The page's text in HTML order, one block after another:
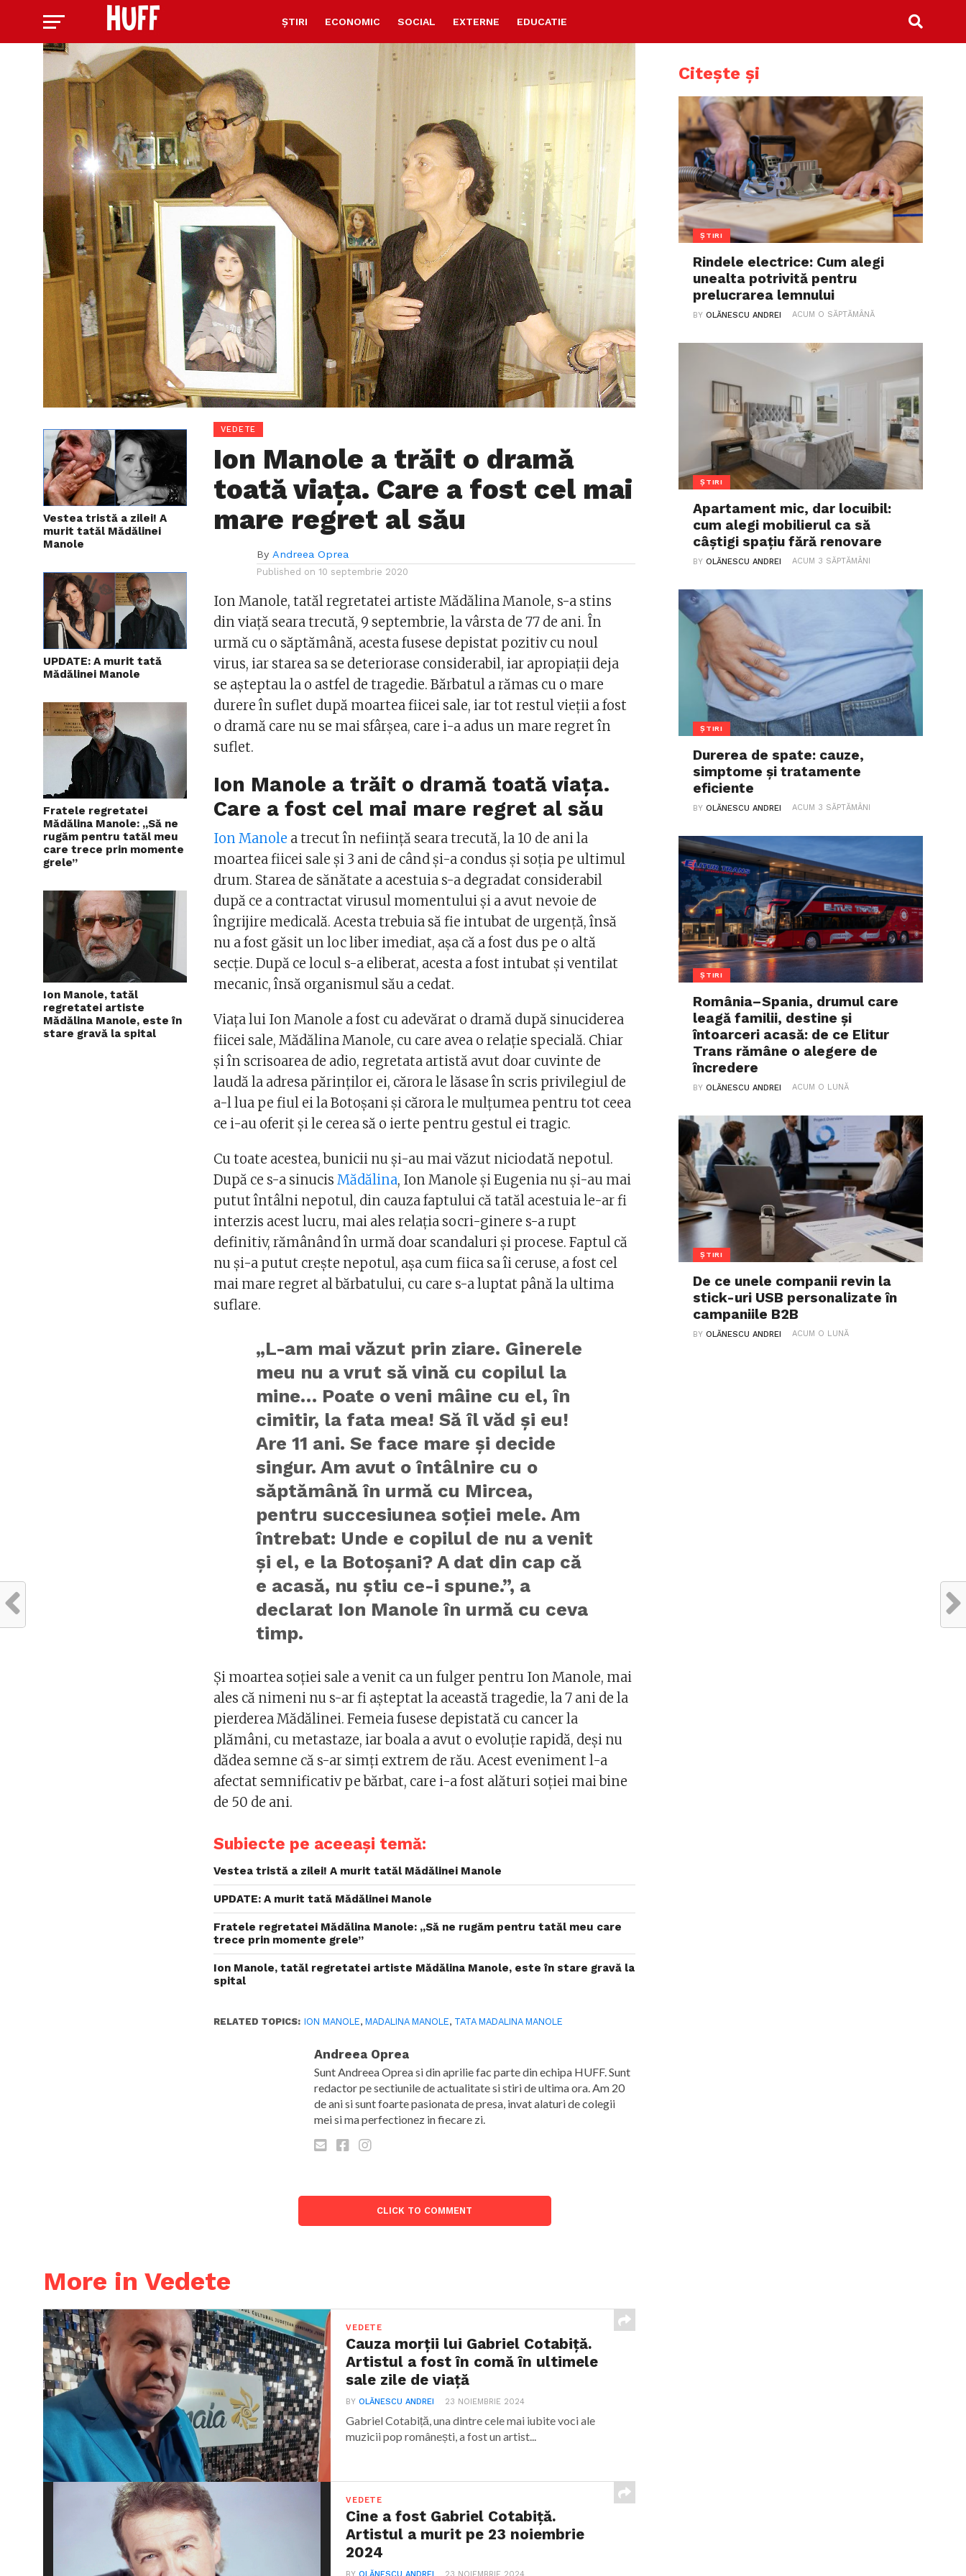
ȘTIRI ECONOMIC SOCIAL EXTERNE EDUCATIE
Vestea tristă a zilei! A
murit tatăl Mădălinei
Manole
UPDATE: A murit tată
Mădălinei Manole
Fratele regretatei
Mădălina Manole: „Să ne
rugăm pentru tatăl meu
care trece prin momente
grele”
Ion Manole, tatăl
regretatei artiste
Mădălina Manole, este în
stare gravă la spital
VEDETE
Ion Manole a trăit o dramă
toată viața. Care a fost cel mai
mare regret al său
By Andreea Oprea
Published on 10 septembrie 2020
Ion Manole, tatăl regretatei artiste Mădălina Manole, s-a stins
din viață seara trecută, 9 septembrie, la vârsta de 77 de ani. În
urmă cu o săptămână, acesta fusese depistat pozitiv cu noul
virus, iar starea sa se deteriorase considerabil, iar apropiații deja
se așteptau la o astfel de tragedie. Bărbatul a rămas cu o mare
durere în suflet după moartea fiicei sale, iar tot restul vieții a fost
o dramă care nu se mai sfârșea, care i-a adus un mare regret în
suflet.
Ion Manole a trăit o dramă toată viața.
Care a fost cel mai mare regret al său
Ion Manole a trecut în neființă seara trecută, la 10 de ani la
moartea fiicei sale și 3 ani de când și-a condus și soția pe ultimul
drum. Starea de sănătate a acestuia s-a degradat considerabil
după ce a contractat virusul momentului și a avut nevoie de
îngrijire medicală. Acesta trebuia să fie intubat de urgență, însă
nu a fost găsit un loc liber imediat, așa că a fost dus pe o altă
secție. După ce locul s-a eliberat, acesta a fost intubat și ventilat
mecanic, însă organismul său a cedat.
Viața lui Ion Manole a fost cu adevărat o dramă după sinuciderea
fiicei sale, Mădălina Manole, cu care avea o relație specială. Chiar
și în scrisoarea de adio, regretata artistă avut doar cuvinte de
laudă la adresa părinților ei, cărora le lăsase în scris privilegiul de
a-l lua pe fiul ei la Botoșani și cărora le mulțumea pentru tot ceea
ce i-au oferit și le cerea să o ierte pentru gestul ei tragic.
Cu toate acestea, bunicii nu și-au mai văzut niciodată nepotul.
După ce s-a sinucisMădălina, Ion Manole și Eugenia nu și-au mai
putut întâlni nepotul, din cauza faptului că tatăl acestuia le-ar fi
interzis acest lucru, mai ales relația socri-ginere s-a rupt
definitiv, rămânând în urmă doar scandaluri și procese. Faptul că
nu și-a putut crește nepotul, așa cum fiica sa îi ceruse, a fost cel
mai mare regret al bărbatului, cu care s-a luptat până la ultima
suflare.
„L-am mai văzut prin ziare. Ginerele
meu nu a vrut să vină cu copilul la
mine… Poate o veni mâine cu el, în
cimitir, la fata mea! Să îl văd şi eu!
Are 11 ani. Se face mare şi decide
singur. Am avut o întâlnire cu o
săptămână în urmă cu Mircea,
pentru succesiunea soţiei mele. Am
întrebat: Unde e copilul de nu a venit
şi el, e la Botoşani? A dat din cap că
e acasă, nu ştiu ce-i spune.”, a
declarat Ion Manole în urmă cu ceva
timp.
Și moartea soției sale a venit ca un fulger pentru Ion Manole, mai
ales că nimeni nu s-ar fi așteptat la această tragedie, la 7 ani de la
pierderea Mădălinei. Femeia fusese depistată cu cancer la
plămâni, cu metastaze, iar boala a avut o evoluţie rapidă, deși nu
dădea semne că s-ar simți extrem de rău. Acest eveniment l-a
afectat semnificativ pe bărbat, care i-a fost alături soției mai bine
de 50 de ani.
Subiecte pe aceeași temă:
Vestea tristă a zilei! A murit tatăl Mădălinei Manole
UPDATE: A murit tată Mădălinei Manole
Fratele regretatei Mădălina Manole: „Să ne rugăm pentru tatăl meu care
trece prin momente grele”
Ion Manole, tatăl regretatei artiste Mădălina Manole, este în stare gravă la
spital
RELATED TOPICS: ION MANOLE,MADALINA MANOLE, TATA MADALINA MANOLE
Andreea Oprea
Sunt Andreea Oprea si din aprilie fac parte din echipa HUFF. Sunt
redactor pe sectiunile de actualitate si stiri de ultima ora. Am 20
de ani si sunt foarte pasionata de presa, invat alaturi de colegii
mei si ma perfectionez in fiecare zi.
CLICK TO COMMENT
More in Vedete
VEDETE
Cauza morții lui Gabriel Cotabiță.
Artistul a fost în comă în ultimele
sale zile de viață
BYOLĂNESCU ANDREI 23 NOIEMBRIE 2024
Gabriel Cotabiță, una dintre cele mai iubite voci ale
muzicii pop românești, a fost un artist...
VEDETE
Cine a fost Gabriel Cotabiță.
Artistul a murit pe 23 noiembrie
2024
Citește și
ȘTIRI
Rindele electrice: Cum alegi
unealta potrivită pentru
prelucrarea lemnului
BYOLĂNESCU ANDREI ACUM O SĂPTĂMÂNĂ
ȘTIRI
Apartament mic, dar locuibil:
cum alegi mobilierul ca să
câștigi spațiu fără renovare
BYOLĂNESCU ANDREI ACUM 3 SĂPTĂMÂNI
ȘTIRI
Durerea de spate: cauze,
simptome și tratamente
eficiente
BYOLĂNESCU ANDREI ACUM 3 SĂPTĂMÂNI
ȘTIRI
România–Spania, drumul care
leagă familii, destine și
întoarceri acasă: de ce Elitur
Trans rămâne o alegere de
încredere
BYOLĂNESCU ANDREI ACUM O LUNĂ
ȘTIRI
De ce unele companii revin la
stick-uri USB personalizate în
campaniile B2B
BYOLĂNESCU ANDREI ACUM O LUNĂ